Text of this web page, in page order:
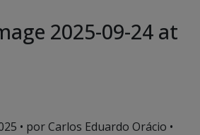
2025-09-24 at
• por Carlos Eduardo Orácio •